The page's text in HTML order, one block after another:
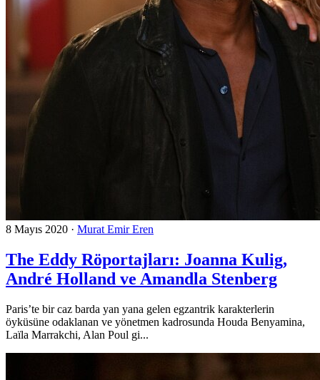
8 Mayıs 2020 · Murat Emir Eren
The Eddy Röportajları: Joanna Kulig,
André Holland ve Amandla Stenberg
Paris’te bir caz barda yan yana gelen egzantrik karakterlerin
öyküsüne odaklanan ve yönetmen kadrosunda Houda Benyamina,
Laïla Marrakchi, Alan Poul gi...